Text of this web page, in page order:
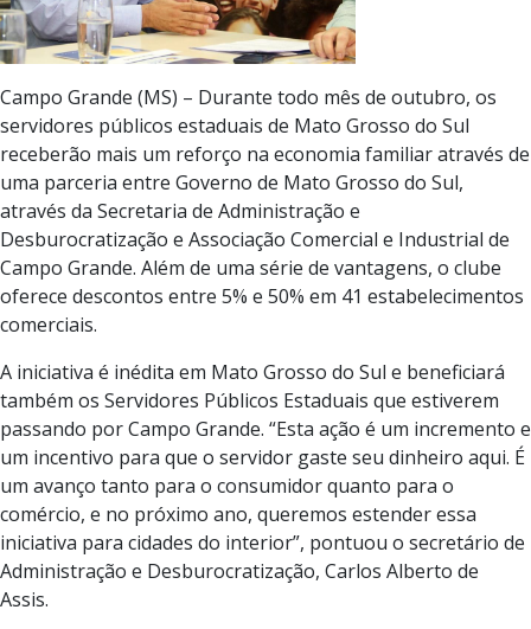
Campo Grande (MS) – Durante todo mês de outubro, os
servidores públicos estaduais de Mato Grosso do Sul
receberão mais um reforço na economia familiar através de
uma parceria entre Governo de Mato Grosso do Sul,
através da Secretaria de Administração e
Desburocratização e Associação Comercial e Industrial de
Campo Grande. Além de uma série de vantagens, o clube
oferece descontos entre 5% e 50% em 41 estabelecimentos
comerciais.
A iniciativa é inédita em Mato Grosso do Sul e beneficiará
também os Servidores Públicos Estaduais que estiverem
passando por Campo Grande. “Esta ação é um incremento e
um incentivo para que o servidor gaste seu dinheiro aqui. É
um avanço tanto para o consumidor quanto para o
comércio, e no próximo ano, queremos estender essa
iniciativa para cidades do interior”, pontuou o secretário de
Administração e Desburocratização, Carlos Alberto de
Assis.